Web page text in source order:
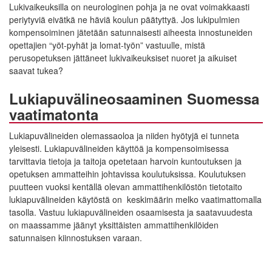
Lukivaikeuksilla on neurologinen pohja ja ne ovat voimakkaasti
periytyviä eivätkä ne häviä koulun päätyttyä. Jos lukipulmien
kompensoiminen jätetään satunnaisesti aiheesta innostuneiden
opettajien “yöt-pyhät ja lomat-työn” vastuulle, mistä
perusopetuksen jättäneet lukivaikeuksiset nuoret ja aikuiset
saavat tukea?
Lukiapuvälineosaaminen Suomessa
vaatimatonta
Lukiapuvälineiden olemassaoloa ja niiden hyötyjä ei tunneta
yleisesti. Lukiapuvälineiden käyttöä ja kompensoimisessa
tarvittavia tietoja ja taitoja opetetaan harvoin kuntoutuksen ja
opetuksen ammatteihin johtavissa koulutuksissa. Koulutuksen
puutteen vuoksi kentällä olevan ammattihenkilöstön tietotaito
lukiapuvälineiden käytöstä on keskimäärin melko vaatimattomalla
tasolla. Vastuu lukiapuvälineiden osaamisesta ja saatavuudesta
on maassamme jäänyt yksittäisten ammattihenkilöiden
satunnaisen kiinnostuksen varaan.